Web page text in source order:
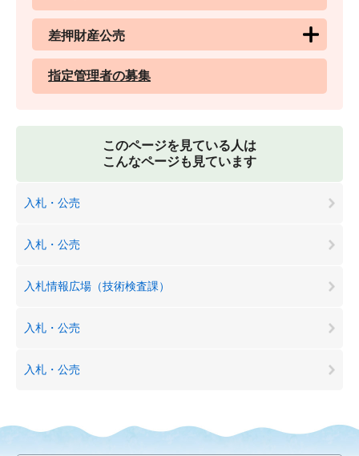
差押財産公売
指定管理者の募集
このページを見ている人は
こんなページも見ています
入札・公売
入札・公売
入札情報広場（技術検査課）
入札・公売
入札・公売